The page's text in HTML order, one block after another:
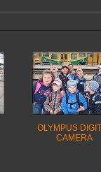
OLYMPUS
CAMERA